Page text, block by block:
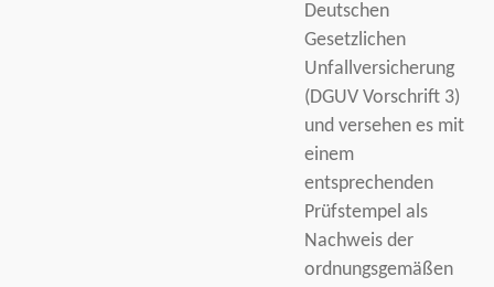
Deutschen
Gesetzlichen
Unfallversicherung
(DGUV Vorschrift 3)
und versehen es mit
einem
entsprechenden
Prüfstempel als
Nachweis der
ordnungsgemäßen